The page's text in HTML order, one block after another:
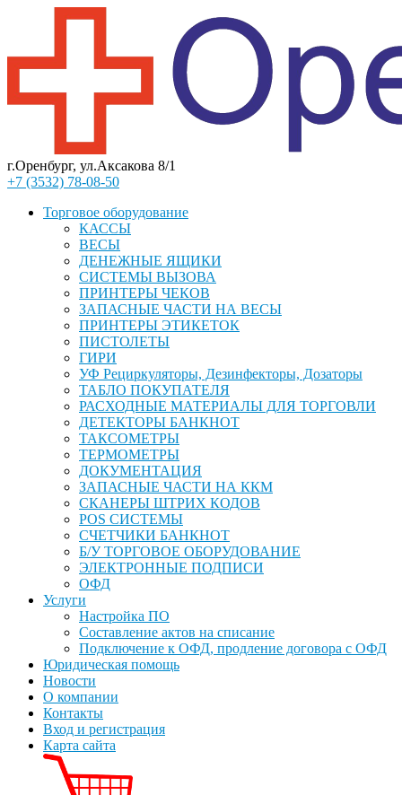
г.Оренбург, ул.Аксакова 8/1
+7 (3532) 78-08-50
Торговое оборудование
КАССЫ
ВЕСЫ
ДЕНЕЖНЫЕ ЯЩИКИ
СИСТЕМЫ ВЫЗОВА
ПРИНТЕРЫ ЧЕКОВ
ЗАПАСНЫЕ ЧАСТИ НА ВЕСЫ
ПРИНТЕРЫ ЭТИКЕТОК
ПИСТОЛЕТЫ
ГИРИ
УФ Рециркуляторы, Дезинфекторы, Дозаторы
ТАБЛО ПОКУПАТЕЛЯ
РАСХОДНЫЕ МАТЕРИАЛЫ ДЛЯ ТОРГОВЛИ
ДЕТЕКТОРЫ БАНКНОТ
ТАКСОМЕТРЫ
ТЕРМОМЕТРЫ
ДОКУМЕНТАЦИЯ
ЗАПАСНЫЕ ЧАСТИ НА ККМ
СКАНЕРЫ ШТРИХ КОДОВ
POS СИСТЕМЫ
СЧЕТЧИКИ БАНКНОТ
Б/У ТОРГОВОЕ ОБОРУДОВАНИЕ
ЭЛЕКТРОННЫЕ ПОДПИСИ
ОФД
Услуги
Настройка ПО
Составление актов на списание
Подключение к ОФД, продление договора с ОФД
Юридическая помощь
Новости
О компании
Контакты
Вход и регистрация
Карта сайта